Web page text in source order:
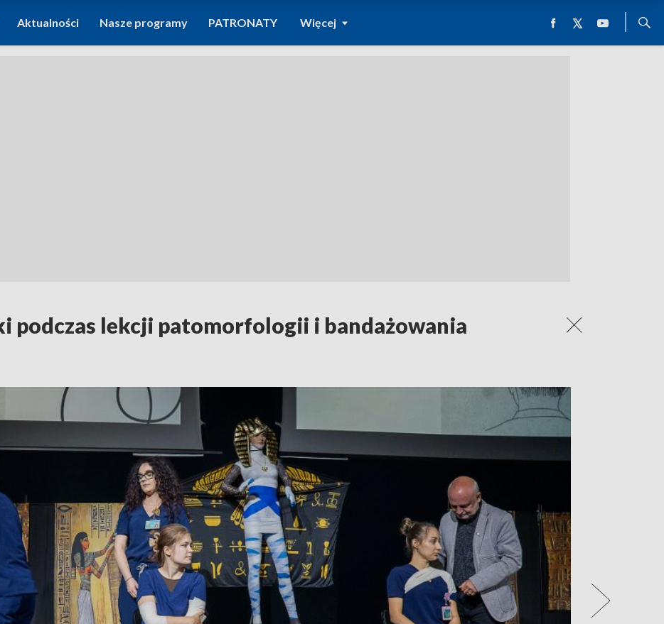
Aktualności Nasze programy PATRONATY Więcej
podczas lekcji patomorfologii i bandażowania